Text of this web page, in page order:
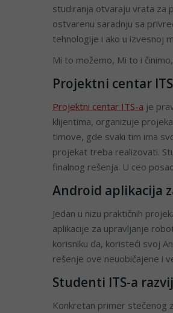
studiranja otvaraju vrata za
ostvarenu saradnju sa
tehnologije i ako u izvesnoj
Mi to možemo, Mi to i
Projektni centar
Projektni centar ITS-a je
klijentima, organizuje
timove, gde svaki tim ima
projekat treba realizovati.
finalnog rešenja. U ceo
Android aplikacija
Jedan u nizu praktičnih
aplikacije za upravljanje
korisniku da, koristeći svoj
rešenje ove neuobičajene i
Studenti ITS-a
Konkretan primer stečenog